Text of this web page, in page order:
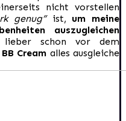
nicht vorstellen
genug”ist, um meine
auszugleichen
lieber schon vor dem
Cream alles ausgleiche